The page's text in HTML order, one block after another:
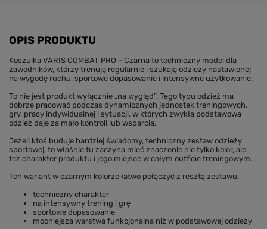
OPIS PRODUKTU
Koszulka VARIS COMBAT PRO – Czarna to techniczny model dla
zawodników, którzy trenują regularnie i szukają odzieży nastawionej
na wygodę ruchu, sportowe dopasowanie i intensywne użytkowanie.
To nie jest produkt wyłącznie „na wygląd”. Tego typu odzież ma
dobrze pracować podczas dynamicznych jednostek treningowych,
gry, pracy indywidualnej i sytuacji, w których zwykła podstawowa
odzież daje za mało kontroli lub wsparcia.
Jeżeli ktoś buduje bardziej świadomy, techniczny zestaw odzieży
sportowej, to właśnie tu zaczyna mieć znaczenie nie tylko kolor, ale
też charakter produktu i jego miejsce w całym outficie treningowym.
Ten wariant w czarnym kolorze łatwo połączyć z resztą zestawu.
techniczny charakter
na intensywny trening i grę
sportowe dopasowanie
mocniejsza warstwa funkcjonalna niż w podstawowej odzieży